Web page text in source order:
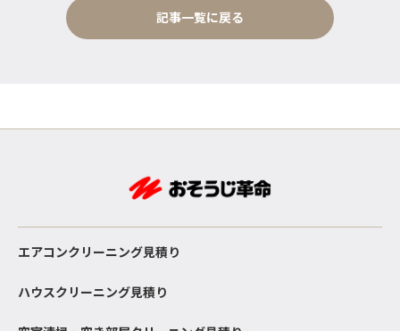
記事一覧に戻る
エアコンクリーニング見積り
ハウスクリーニング見積り